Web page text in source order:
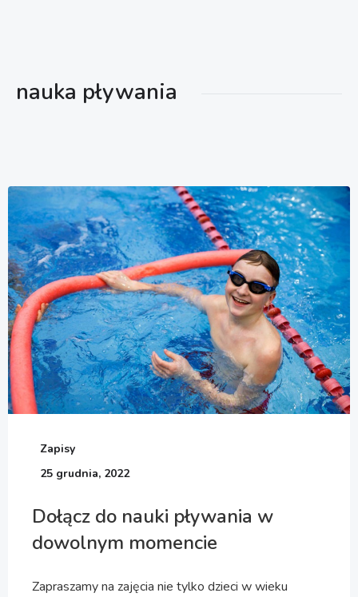
nauka pływania
Zapisy
25 grudnia, 2022
Dołącz do nauki pływania w
dowolnym momencie
Zapraszamy na zajęcia nie tylko dzieci w wieku